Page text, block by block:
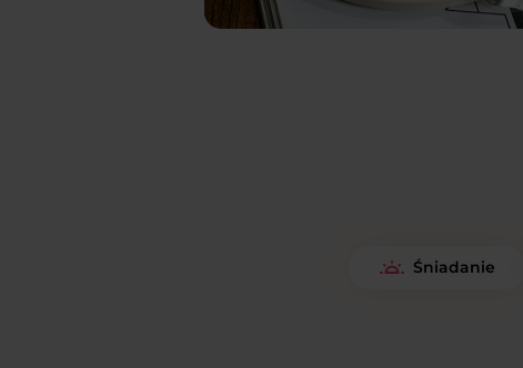
Śniadanie